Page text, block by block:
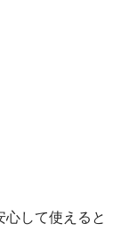
して使えると